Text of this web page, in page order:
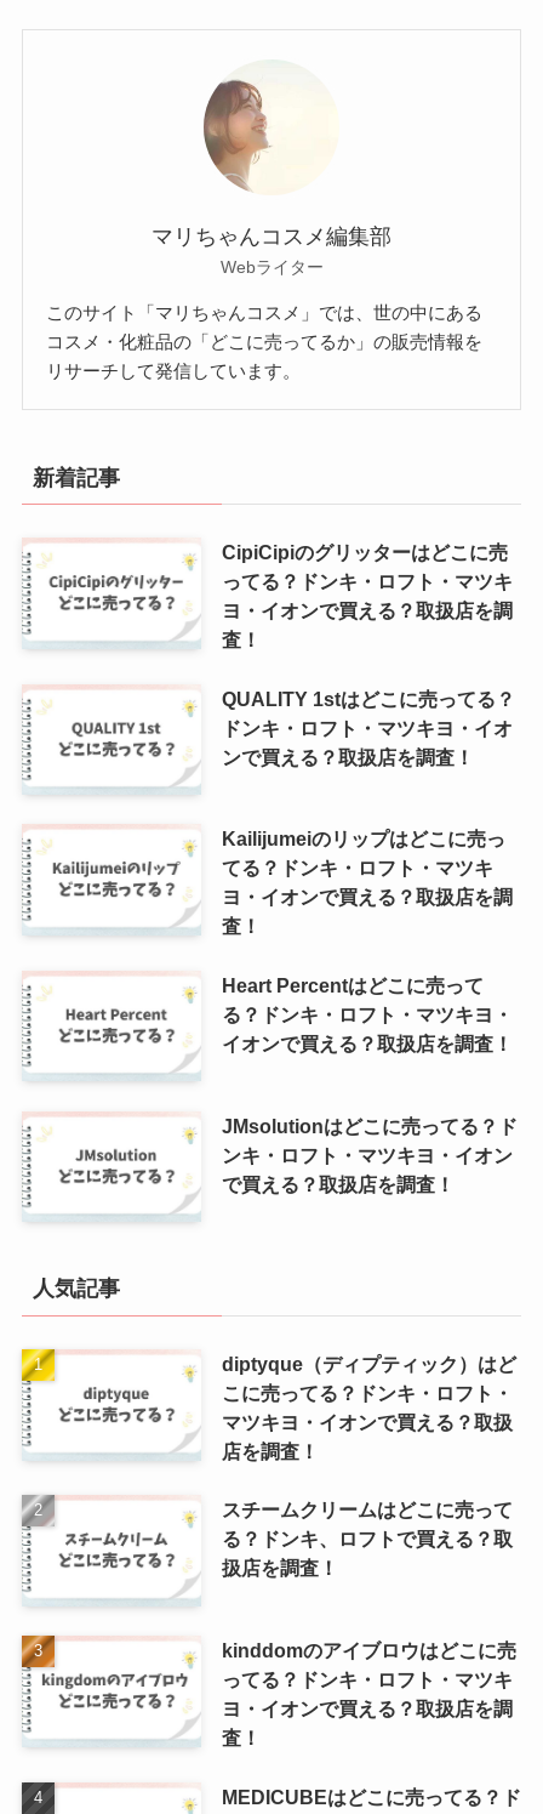
マリちゃんコスメ編集部
Webライター
このサイト「マリちゃんコスメ」では、世の中にある
コスメ・化粧品の「どこに売ってるか」の販売情報を
リサーチして発信しています。
新着記事
CipiCipiのグリッターはどこに売
ってる？ドンキ・ロフト・マツキ
ヨ・イオンで買える？取扱店を調
査！
QUALITY 1stはどこに売ってる？
ドンキ・ロフト・マツキヨ・イオ
ンで買える？取扱店を調査！
Kailijumeiのリップはどこに売っ
てる？ドンキ・ロフト・マツキ
ヨ・イオンで買える？取扱店を調
査！
Heart Percentはどこに売って
る？ドンキ・ロフト・マツキヨ・
イオンで買える？取扱店を調査！
JMsolutionはどこに売ってる？ド
ンキ・ロフト・マツキヨ・イオン
で買える？取扱店を調査！
人気記事
diptyque（ディプティック）はど
こに売ってる？ドンキ・ロフト・
マツキヨ・イオンで買える？取扱
店を調査！
スチームクリームはどこに売って
る？ドンキ、ロフトで買える？取
扱店を調査！
kinddomのアイブロウはどこに売
ってる？ドンキ・ロフト・マツキ
ヨ・イオンで買える？取扱店を調
査！
MEDICUBEはどこに売ってる？ド